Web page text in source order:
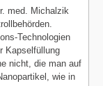
med. Michalzik
Technologien
Kapselfüllung
nicht, die man auf
wie in